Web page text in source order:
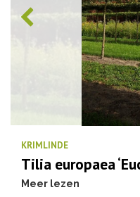
KRIMLINDE
Tilia europaea
Meer lezen